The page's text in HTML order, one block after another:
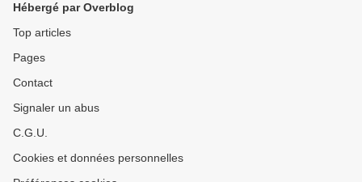
Hébergé par Overblog
Top articles
Pages
Contact
Signaler un abus
C.G.U.
Cookies et données personnelles